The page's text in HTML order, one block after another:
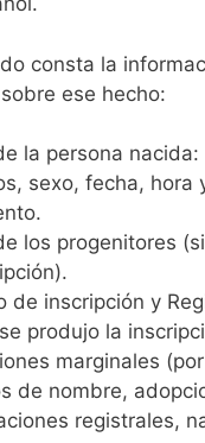
consta la
ese hecho:
la persona nacida:
sexo, fecha, hora
los progenitores
de inscripción y
produjo la
marginales
de nombre,
registrales,